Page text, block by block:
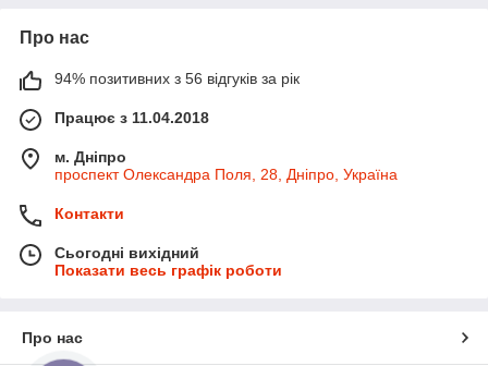
Про нас
94% позитивних з 56 відгуків за рік
Працює з 11.04.2018
м. Дніпро
проспект Олександра Поля, 28, Дніпро, Україна
Контакти
Сьогодні вихідний
Показати весь графік роботи
Про нас